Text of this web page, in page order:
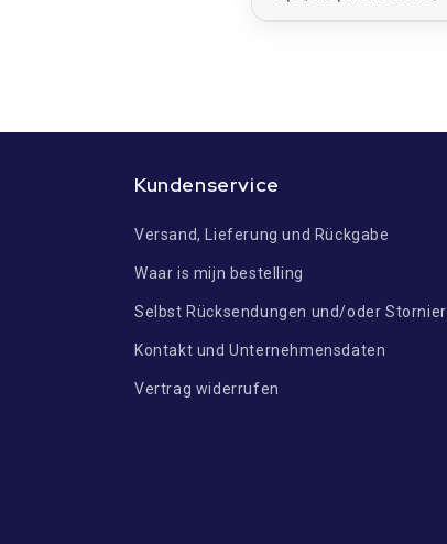
Kundenservice
Versand, Lieferung und Rückgabe
Waar is mijn bestelling
Selbst Rücksendungen und/oder
Kontakt und Unternehmensdaten
Vertrag widerrufen